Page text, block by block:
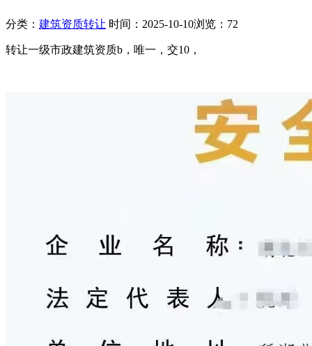
分类： 建筑资质转让 时间：2025-10-10浏览：72
转让一级市政建筑资质b，唯一，交10，